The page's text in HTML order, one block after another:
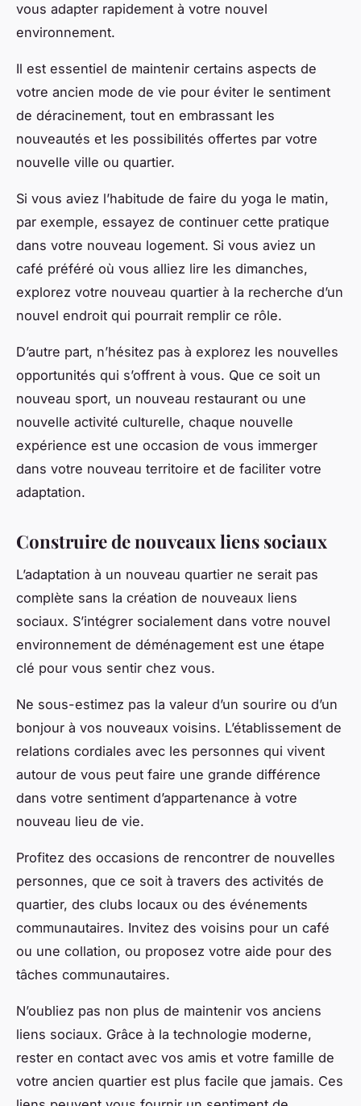
vous adapter rapidement à votre nouvel
environnement.
Il est essentiel de maintenir certains aspects de
votre ancien mode de vie pour éviter le sentiment
de déracinement, tout en embrassant les
nouveautés et les possibilités offertes par votre
nouvelle ville ou quartier.
Si vous aviez l’habitude de faire du yoga le matin,
par exemple, essayez de continuer cette pratique
dans votre nouveau logement. Si vous aviez un
café préféré où vous alliez lire les dimanches,
explorez votre nouveau quartier à la recherche d’un
nouvel endroit qui pourrait remplir ce rôle.
D’autre part, n’hésitez pas à explorez les nouvelles
opportunités qui s’offrent à vous. Que ce soit un
nouveau sport, un nouveau restaurant ou une
nouvelle activité culturelle, chaque nouvelle
expérience est une occasion de vous immerger
dans votre nouveau territoire et de faciliter votre
adaptation.
Construire de nouveaux liens sociaux
L’adaptation à un nouveau quartier ne serait pas
complète sans la création de nouveaux liens
sociaux. S’intégrer socialement dans votre nouvel
environnement de déménagement est une étape
clé pour vous sentir chez vous.
Ne sous-estimez pas la valeur d’un sourire ou d’un
bonjour à vos nouveaux voisins. L’établissement de
relations cordiales avec les personnes qui vivent
autour de vous peut faire une grande différence
dans votre sentiment d’appartenance à votre
nouveau lieu de vie.
Profitez des occasions de rencontrer de nouvelles
personnes, que ce soit à travers des activités de
quartier, des clubs locaux ou des événements
communautaires. Invitez des voisins pour un café
ou une collation, ou proposez votre aide pour des
tâches communautaires.
N’oubliez pas non plus de maintenir vos anciens
liens sociaux. Grâce à la technologie moderne,
rester en contact avec vos amis et votre famille de
votre ancien quartier est plus facile que jamais. Ces